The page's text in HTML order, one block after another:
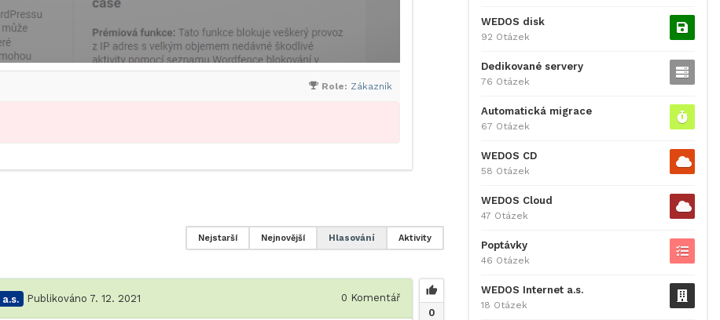
Role: Zákazník
Aktivity
Hlasování
Nejnovější
Nejstarší
0
Publikováno 7. 12. 2021 0 Komentář
WEDOS disk
92 Otázek
Dedikované servery
76 Otázek
Automatická migrace
67 Otázek
WEDOS CD
58 Otázek
WEDOS Cloud
47 Otázek
Poptávky
46 Otázek
WEDOS Internet a.s.
18 Otázek